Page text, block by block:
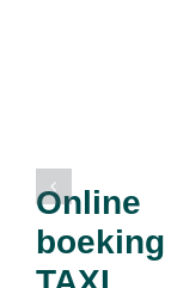
Online
boeking